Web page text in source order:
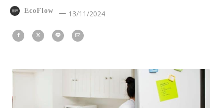
EcoFlow 13/11/2024